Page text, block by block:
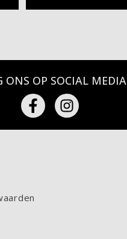
ONS OP SOCIAL MEDIA